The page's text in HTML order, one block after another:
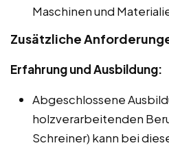
Maschinen und
Zusätzliche
Erfahrung und Ausbildung:
Abgeschlossene
holzverarbeitenden
Schreiner) kann bei